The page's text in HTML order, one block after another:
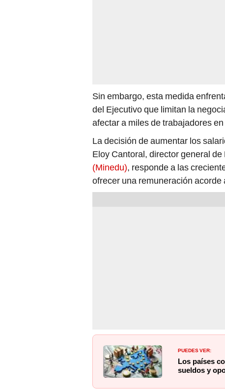
Sin embargo, esta medida
del Ejecutivo que limitan la
afectar a miles de trabajadores
La decisión de aumentar los
Eloy Cantoral, director general
(Minedu), responde a las
ofrecer una remuneración
PUEDES VER:
Los países
sueldos y